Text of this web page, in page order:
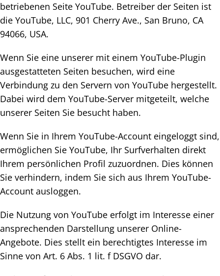
betriebenen Seite YouTube. Betreiber der Seiten ist
die YouTube, LLC, 901 Cherry Ave., San Bruno, CA
94066, USA.
Wenn Sie eine unserer mit einem YouTube-Plugin
ausgestatteten Seiten besuchen, wird eine
Verbindung zu den Servern von YouTube hergestellt.
Dabei wird dem YouTube-Server mitgeteilt, welche
unserer Seiten Sie besucht haben.
Wenn Sie in Ihrem YouTube-Account eingeloggt sind,
ermöglichen Sie YouTube, Ihr Surfverhalten direkt
Ihrem persönlichen Profil zuzuordnen. Dies können
Sie verhindern, indem Sie sich aus Ihrem YouTube-
Account ausloggen.
Die Nutzung von YouTube erfolgt im Interesse einer
ansprechenden Darstellung unserer Online-
Angebote. Dies stellt ein berechtigtes Interesse im
Sinne von Art. 6 Abs. 1 lit. f DSGVO dar.